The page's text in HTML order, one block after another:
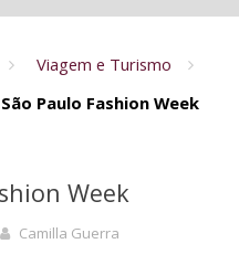
Viagem e Turismo
São Paulo Fashion Week
Week
Camilla Guerra